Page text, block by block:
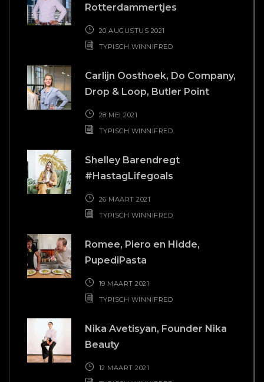
Rotterdammertjes
20 AUGUSTUS 2021
TYPISCH WINNIFRED
Carlijn Oosthoek, Do Company,
Drop & Loop, Butler Point
28 MEI 2021
TYPISCH WINNIFRED
Shelley Barendregt
#HastagLifegoals
26 MAART 2021
TYPISCH WINNIFRED
Romee, Piero en Hidde,
PupediPasta
19 MAART 2021
TYPISCH WINNIFRED
Nika Avetisyan, Founder Nika
Beauty
12 MAART 2021